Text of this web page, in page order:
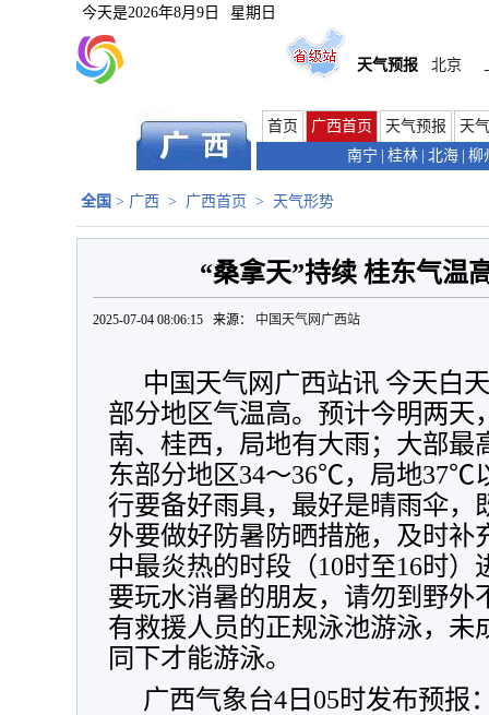
今天是2026年8月9日 星期日
天气预报 北京
首页 广西首页 天气预报
天
南宁
桂林 北海 柳
全国 > 广西 > 广西首页 > 天气形势
“桑拿天”持续 桂东气温
2025-07-04 08:06:15 来源： 中国天气网广西站
中国天气网广西站讯 今天白
部分地区气温高。预计今明两天
南、桂西，局地有大雨；大部
东部分地区34～36℃，局地37℃
行要备好雨具，最好是晴雨伞，
外要做好防暑防晒措施，及时补
中最炎热的时段（10时至16时
要玩水消暑的朋友，请勿到野外
有救援人员的正规泳池游泳，未
同下才能游泳。
广西气象台4日05时发布预报